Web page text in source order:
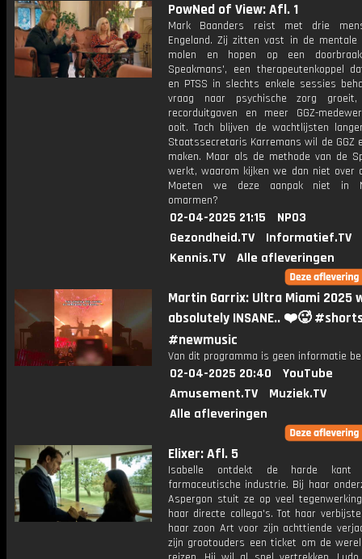
PowNed of View: Afl. 1
Mark Baanders reist met drie
Engeland. Zij zitten vast in de mentale
molen en hopen op een
Speakmans', een therapeutenkoppel
en PTSS in slechts enkele sessies
vraag naar psychische zorg groeit,
recorduitgaven en meer GGZ-
ooit. Toch blijven de wachtlijsten
Staatssecretaris Karremans wil de GGZ
maken. Maar als de methode van de
werkt, waarom kijken we dan niet over
Moeten we deze aanpak niet in
omarmen?
02-04-2025 21:15
NPO3
Gezondheid.TV
Informatief.TV
Kennis.TV
Alle afleveringen
Martin Garrix: Ultra Miami 2025
absolutely INSANE.. ❤️🥵
#newmusic
Van dit programma is geen informatie
02-04-2025 20:40
YouTube
Amusement.TV
Muziek.TV
Alle afleveringen
Elixer: Afl. 5
Isabelle ontdekt de harde
farmaceutische industrie. Bij haar
Aspergon stuit ze op veel
haar directe collega's. Tot haar
haar zoon Art voor zijn achttiende
zijn grootouders een ticket om de